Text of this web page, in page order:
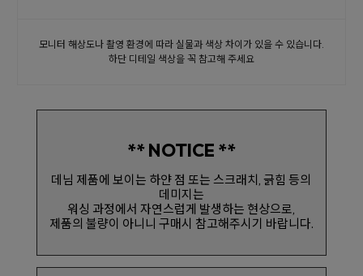
모니터 해상도나 촬영 환경에 따라 실물과 색상 차이가 있을 수 있습니다.
하단 디테일 색상을 꼭 참고해 주세요
** NOTICE **
데님 제품에 보이는 하얀 점 또는 스크래치, 긁힘 등의
데미지는
워싱 과정에서 자연스럽게 발생하는 현상으로,
제품의 불량이 아니니 구매시 참고해주시기 바랍니다.